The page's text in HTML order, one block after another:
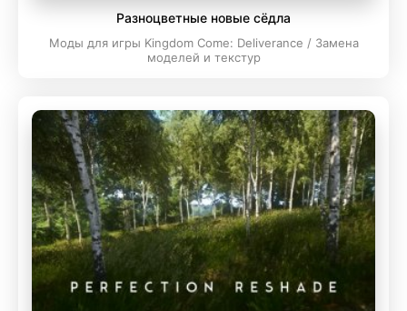
Разноцветные новые сёдла
Моды для игры Kingdom Come: Deliverance / Замена
моделей и текстур